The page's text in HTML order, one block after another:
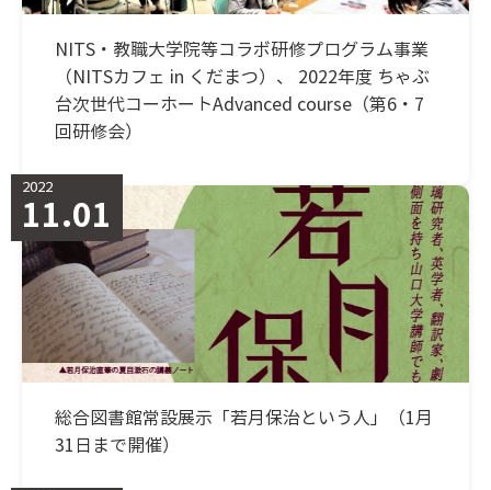
NITS・教職大学院等コラボ研修プログラム事業
（NITSカフェ in くだまつ）、 2022年度 ちゃぶ
台次世代コーホートAdvanced course（第6・7
回研修会）
2022
11.01
総合図書館常設展示「若月保治という人」（1月
31日まで開催）